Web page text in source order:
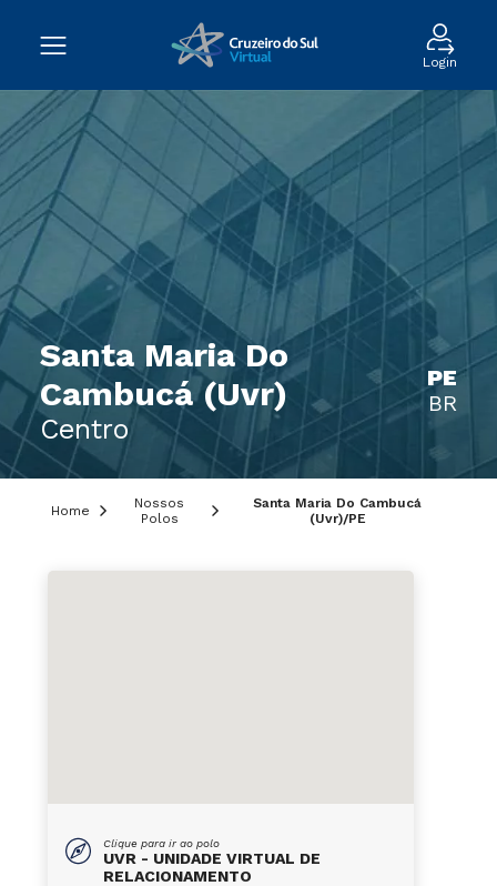
Login
Santa Maria Do
Cambucá (Uvr)
Centro
PE
BR
Home
Nossos
Polos
Santa Maria Do Cambucá
(Uvr)/PE
Clique para ir ao polo
UVR - UNIDADE VIRTUAL DE
RELACIONAMENTO